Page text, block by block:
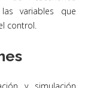
variables que
control.
y simulación